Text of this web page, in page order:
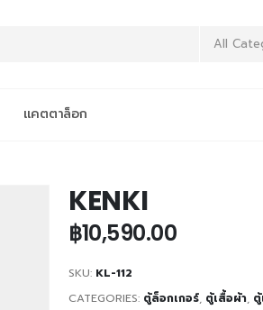
All
แคตตาล็อก
KENKI
฿10,590.00
SKU: KL-112
CATEGORIES: ตู้ล็อกเกอร์, ตู้เสื้อผ้า,